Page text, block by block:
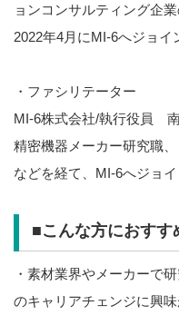
ョンコンサルティング企
2022年4月にMI-6へジョイ
・ファシリテーター
MI-6株式会社/執行役員
精密機器メーカー研究職
などを経て、MI-6へジョ
■こんな方におすす
・素材業界やメーカーで
のキャリアチェンジに興